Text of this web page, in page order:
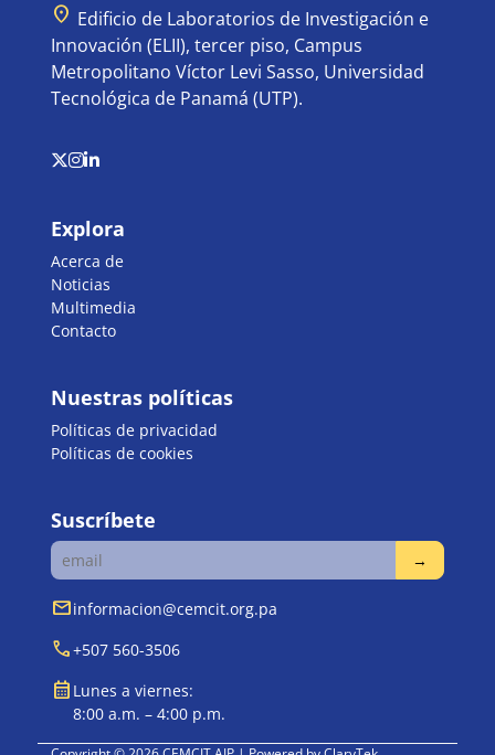
location_on Edificio de Laboratorios de Investigación e
Innovación (ELII), tercer piso, Campus
Metropolitano Víctor Levi Sasso, Universidad
Tecnológica de Panamá (UTP).
Explora
Acerca de
Noticias
Multimedia
Contacto
Nuestras políticas
Políticas de privacidad
Políticas de cookies
Suscríbete
mailinformacion@cemcit.org.pa
call+507 560-3506
calendar_month Lunes a viernes:
8:00 a.m. – 4:00 p.m.